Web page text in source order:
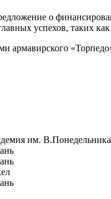
о
успехов, таких
армавирского
им. В.Понедельника